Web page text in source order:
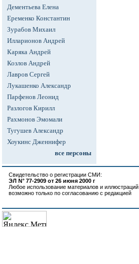
Дементьева Елена
Еременко Константин
Зурабов Михаил
Илларионов Андрей
Каряка Андрей
Козлов Андрей
Лавров Сергей
Лукашенко Александр
Парфенов Леонид
Разлогов Кирилл
Рахмонов Эмомали
Тугушев Александр
Хоукинс Дженнифер
все персоны
Свидетельство о регистрации СМИ:
ЭЛ N° 77-2909 от 26 июня 2000 г
Любое использование материалов и иллюстраций
возможно только по согласованию с редакцией